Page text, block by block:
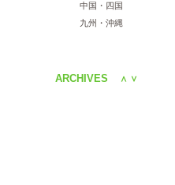
中国・四国
九州・沖縄
ARCHIVES ＜ ＞